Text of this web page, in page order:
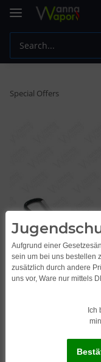
Special Offers
Aufgrund einer
sein um bei uns bestellen
zusätzlich durch andere
uns vor, Ware nur mittels
Ich